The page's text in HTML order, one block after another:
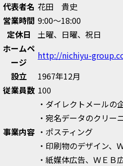
代表者名 花田 貴史
営業時間 9:00～18:00
定休日
土曜、日曜、祝日
ホームペ
ージ
http://nichiyu-
設立
1967年12月
従業員数 100
事業内容
・ダイレクトメールの
・宛名データのクリー
・ポスティング
・印刷物のデザイン、
・紙媒体広告、ＷＥＢ